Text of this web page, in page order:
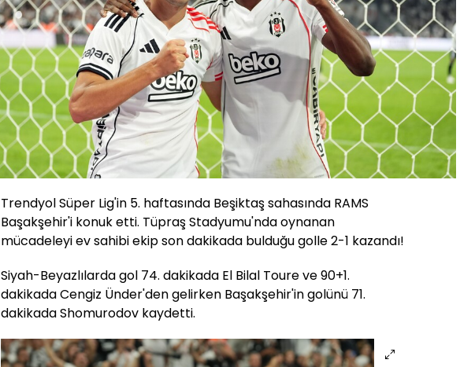
Trendyol Süper Lig'in 5. haftasında Beşiktaş sahasında RAMS
Başakşehir'i konuk etti. Tüpraş Stadyumu'nda oynanan
mücadeleyi ev sahibi ekip son dakikada bulduğu golle 2-1 kazandı!
Siyah-Beyazlılarda gol 74. dakikada El Bilal Toure ve 90+1.
dakikada Cengiz Ünder'den gelirken Başakşehir'in golünü 71.
dakikada Shomurodov kaydetti.